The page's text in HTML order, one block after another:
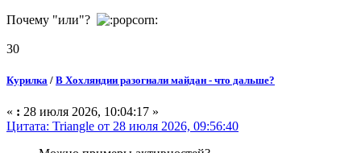
Почему "или"?
30
Курилка / В Хохляндии разогнали майдан - что дальше?
« : 28 июля 2026, 10:04:17 »
Цитата: Triangle от 28 июля 2026, 09:56:40